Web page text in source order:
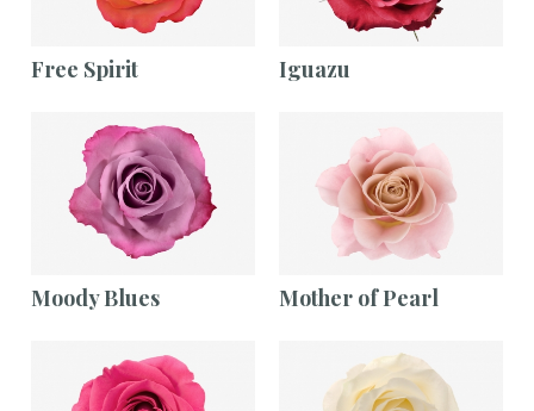
Free Spirit Iguazu
Moody Blues Mother of Pearl